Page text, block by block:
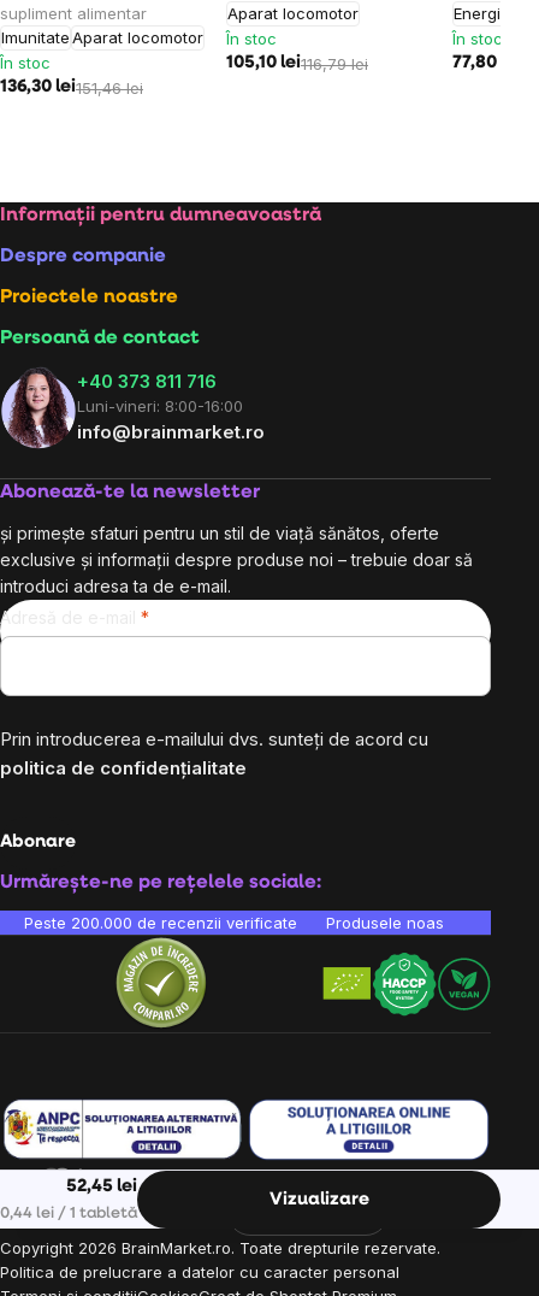
52,45 lei
Evaluare preţ:
0,44 lei / 1 tabletă
Vizualizare
supliment alimentar
ImunitateAparat locomotor
În stoc
136,30 lei151,46 lei
Aparat locomotor
În stoc
105,10 lei116,79 lei
Energie
În stoc
77,80 lei
Subsol
Informații pentru dumneavoastră
Despre companie
Proiectele noastre
Persoană de contact
+40 373 811 716
Luni-vineri: 8:00-16:00
info@brainmarket.ro
Abonează-te la newsletter
și primește sfaturi pentru un stil de viață sănătos, oferte
exclusive și informații despre produse noi – trebuie doar să
introduci adresa ta de e-mail.
Adresă de e-mail
Prin introducerea e-mailului dvs. sunteți de acord cu
politica de confidențialitate
Abonare
Urmărește-ne pe rețelele sociale:
Peste 200.000 de recenzii verificate Produsele noastre sunt
Ne găsești în 9 țări din Europa:
Copyright 2026 BrainMarket.ro. Toate drepturile rezervate.
Politica de prelucrare a datelor cu caracter personal